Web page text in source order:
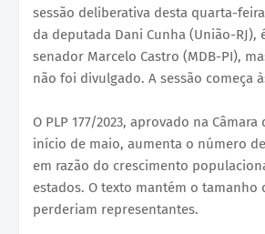
sessão deliberativa desta quarta-
da deputada Dani Cunha (União-RJ),
senador Marcelo Castro (MDB-PI),
não foi divulgado. A sessão começa
O PLP 177/2023, aprovado na
início de maio, aumenta o número de
em razão do crescimento
estados. O texto mantém o tamanho
perderiam representantes.